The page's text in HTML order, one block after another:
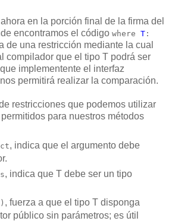
en la porción final de la firma del
encontramos el código where T :
de una restricción mediante la cual
compilador que el tipo T podrá ser
implementente el interfaz
permitirá realizar la comparación.
restricciones que podemos utilizar
para nuestros métodos
, indica que el argumento debe
, indica que T debe ser un tipo
, fuerza a que el tipo T disponga
público sin parámetros; es útil